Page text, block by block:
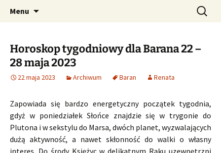
CzaroMarowy horoskop
dzienny, miesięczny i
tygodniowy
Profesjonalne przepowiednie astrologiczne
Menu Szukaj:
Horoskop tygodniowy dla Barana 22 –
28 maja 2023
22 maja 2023 Archiwum Baran Renata
Zapowiada się bardzo energetyczny początek tygodnia,
gdyż w poniedziałek Słońce znajdzie się w trygonie do
Plutona i w sekstylu do Marsa, dwóch planet, wyzwalających
dużą aktywność, a nawet skłonność do walki o własny
interes. Do środy Księżyc w delikatnym Raku uzewnętrzni